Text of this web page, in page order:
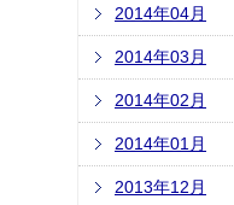
2014年04月
2014年03月
2014年02月
2014年01月
2013年12月